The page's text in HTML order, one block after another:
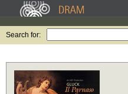
Search for: